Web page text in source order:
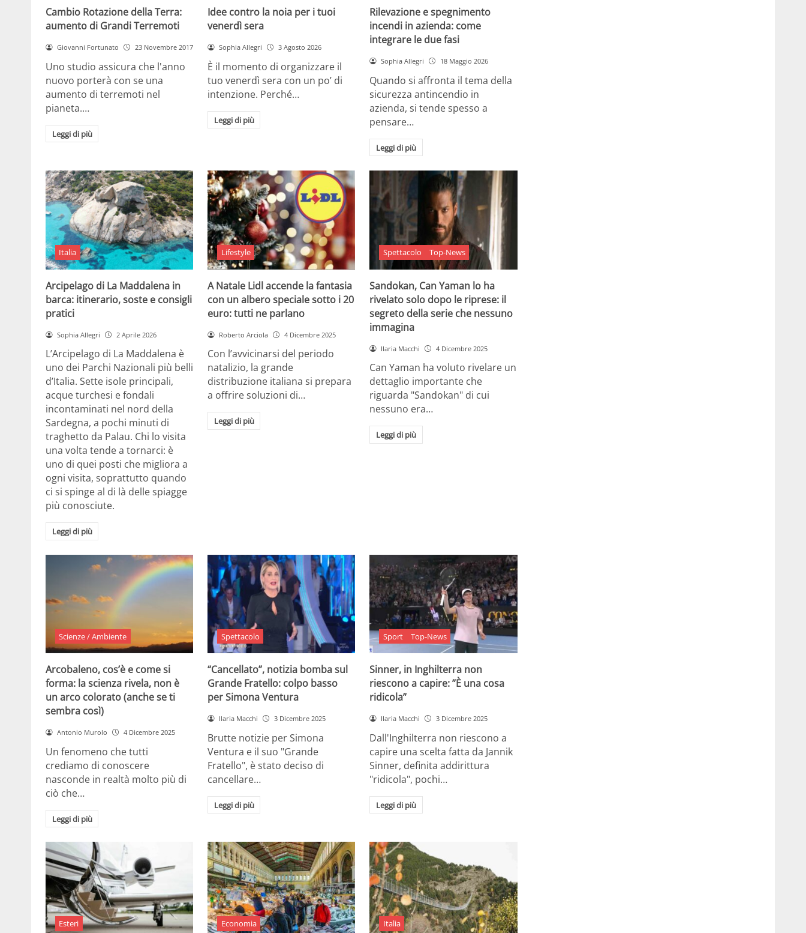
Cambio Rotazione della Terra:
aumento di Grandi Terremoti
Giovanni Fortunato 23 Novembre 2017
Uno studio assicura che l'anno
nuovo porterà con se una
aumento di terremoti nel
pianeta.…
Leggi di più
Idee contro la noia per i tuoi
venerdì sera
Sophia Allegri 3 Agosto 2026
È il momento di organizzare il
tuo venerdì sera con un po’ di
intenzione. Perché…
Leggi di più
Rilevazione e spegnimento
incendi in azienda: come
integrare le due fasi
Sophia Allegri 18 Maggio 2026
Quando si affronta il tema della
sicurezza antincendio in
azienda, si tende spesso a
pensare…
Leggi di più
Italia
Arcipelago di La Maddalena in
barca: itinerario, soste e consigli
pratici
Sophia Allegri 2 Aprile 2026
L’Arcipelago di La Maddalena è
uno dei Parchi Nazionali più belli
d’Italia. Sette isole principali,
acque turchesi e fondali
incontaminati nel nord della
Sardegna, a pochi minuti di
traghetto da Palau. Chi lo visita
una volta tende a tornarci: è
uno di quei posti che migliora a
ogni visita, soprattutto quando
ci si spinge al di là delle spiagge
più conosciute.
Leggi di più
Lifestyle
A Natale Lidl accende la fantasia
con un albero speciale sotto i 20
euro: tutti ne parlano
Roberto Arciola 4 Dicembre 2025
Con l’avvicinarsi del periodo
natalizio, la grande
distribuzione italiana si prepara
a offrire soluzioni di…
Leggi di più
Spettacolo Top-News
Sandokan, Can Yaman lo ha
rivelato solo dopo le riprese: il
segreto della serie che nessuno
immagina
Ilaria Macchi 4 Dicembre 2025
Can Yaman ha voluto rivelare un
dettaglio importante che
riguarda "Sandokan" di cui
nessuno era…
Leggi di più
Scienze / Ambiente
Arcobaleno, cos’è e come si
forma: la scienza rivela, non è
un arco colorato (anche se ti
sembra così)
Antonio Murolo 4 Dicembre 2025
Un fenomeno che tutti
crediamo di conoscere
nasconde in realtà molto più di
ciò che…
Leggi di più
Spettacolo
“Cancellato”, notizia bomba sul
Grande Fratello: colpo basso
per Simona Ventura
Ilaria Macchi 3 Dicembre 2025
Brutte notizie per Simona
Ventura e il suo "Grande
Fratello", è stato deciso di
cancellare…
Leggi di più
Sport Top-News
Sinner, in Inghilterra non
riescono a capire: ”È una cosa
ridicola”
Ilaria Macchi 3 Dicembre 2025
Dall'Inghilterra non riescono a
capire una scelta fatta da Jannik
Sinner, definita addirittura
"ridicola", pochi…
Leggi di più
Esteri Economia Italia